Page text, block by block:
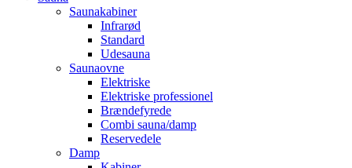
Saunakabiner
Infrarød
Standard
Udesauna
Saunaovne
Elektriske
Elektriske professionel
Brændefyrede
Combi sauna/damp
Reservedele
Damp